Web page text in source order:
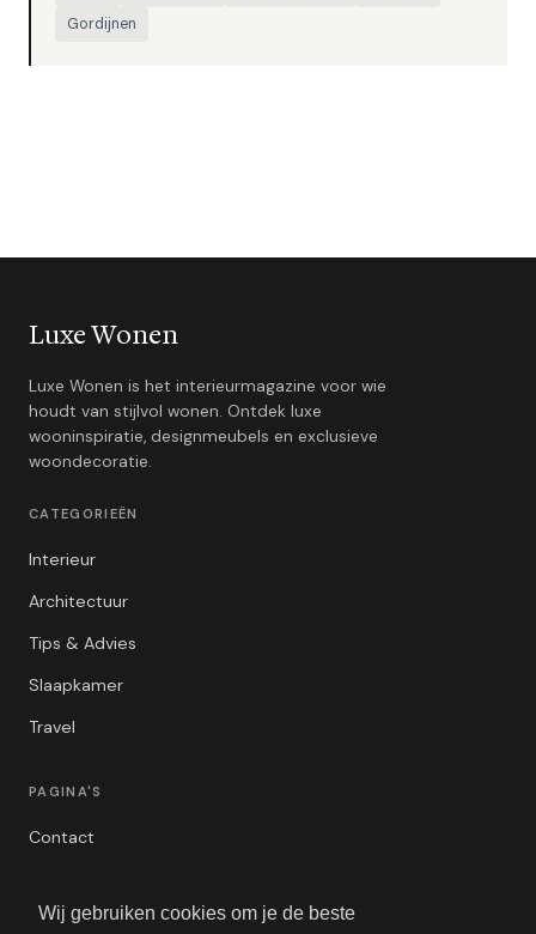
Wij gebruiken cookies om je de beste
Gordijnen
Luxe Wonen
Luxe Wonen is het interieurmagazine voor wie
houdt van stijlvol wonen. Ontdek luxe
wooninspiratie, designmeubels en exclusieve
woondecoratie.
CATEGORIEËN
Interieur
Architectuur
Tips & Advies
Slaapkamer
Travel
PAGINA'S
Contact
Algemene Voorwaarden